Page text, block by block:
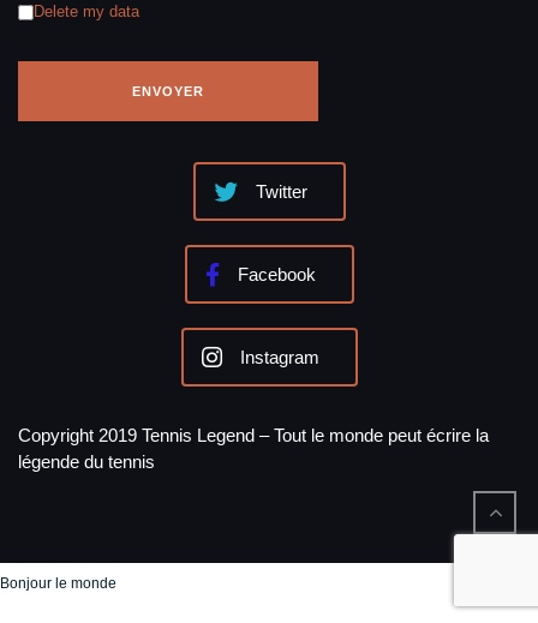
Delete my data
Twitter
Facebook
Instagram
Copyright 2019 Tennis Legend – Tout le monde peut écrire la
légende du tennis
Bonjour le monde